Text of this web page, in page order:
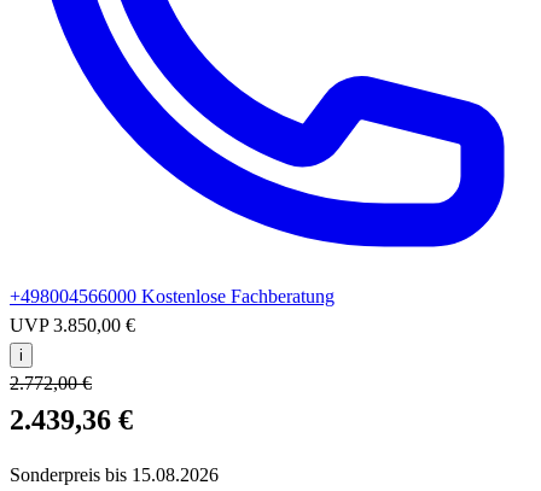
+498004566000 Kostenlose Fachberatung
UVP3.850,00 €
i
2.772,00 €
2.439,36 €
Sonderpreis bis 15.08.2026